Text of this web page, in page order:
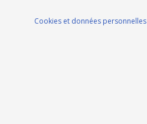
Cookies et données personnelles